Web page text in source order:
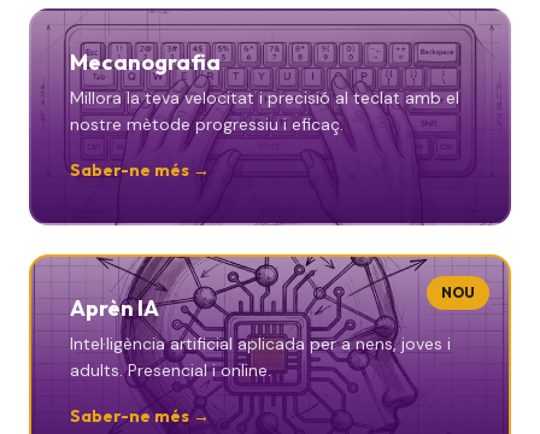
Mecanografia
Millora la teva velocitat i precisió al teclat amb el
nostre mètode progressiu i eficaç.
Saber-ne més →
NOU
Aprèn IA
Intel·ligència artificial aplicada per a nens, joves i
adults. Presencial i online.
Saber-ne més →